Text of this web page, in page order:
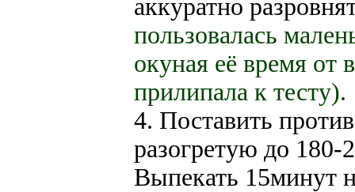
аккуратно
пользовалась
окуная её время от
прилипала к тесту).
4. Поставить
разогретую до 180-
Выпекать 15минут